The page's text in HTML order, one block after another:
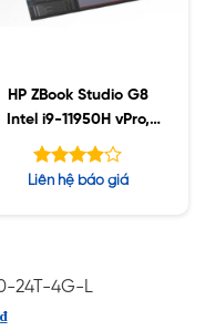
HP ZBook Studio G8
Intel i9-11950H vPro,
32GB, Nvidia A2000
UHD, Win10
Được
Liên hệ báo giá
24T-4G-L
₫